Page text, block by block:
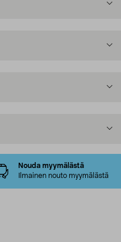
Nouda myymälästä
Ilmainen nouto myymälästä